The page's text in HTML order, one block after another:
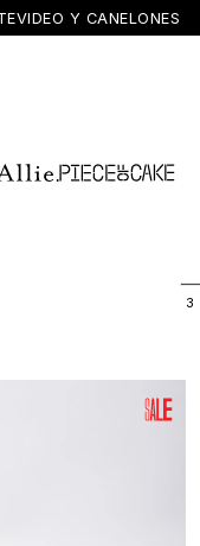
Y CANELONES